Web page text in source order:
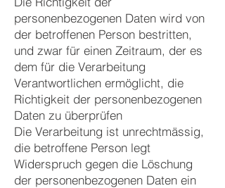
personenbezogenen Daten wird von
der betroffenen Person bestritten,
und zwar für einen Zeitraum, der es
dem für die Verarbeitung
Verantwortlichen ermöglicht, die
Richtigkeit der personenbezogenen
Daten zu überprüfen
Die Verarbeitung ist unrechtmässig,
die betroffene Person legt
Widerspruch gegen die Löschung
der personenbezogenen Daten ein